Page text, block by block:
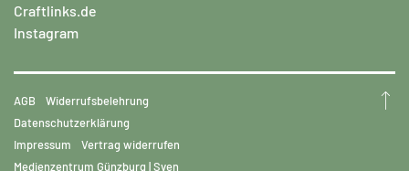
Craftlinks.de
Instagram
AGB
Widerrufsbelehrung
Datenschutzerklärung
Impressum
Vertrag widerrufen
Medienzentrum Günzburg | Sven